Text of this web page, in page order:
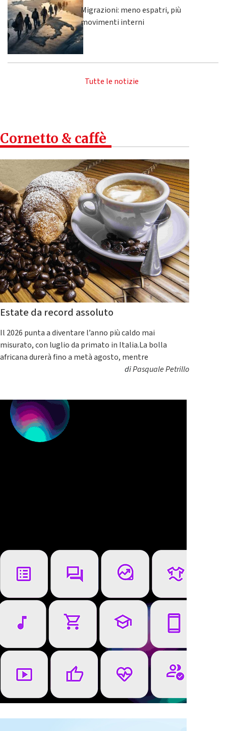
Migrazioni: meno espatri, più
movimenti interni
Tutte le notizie
Cornetto & caffè
Estate da record assoluto
Il 2026 punta a diventare l’anno più caldo mai
misurato, con luglio da primato in Italia.La bolla
africana durerà fino a metà agosto, mentre
diPasquale Petrillo